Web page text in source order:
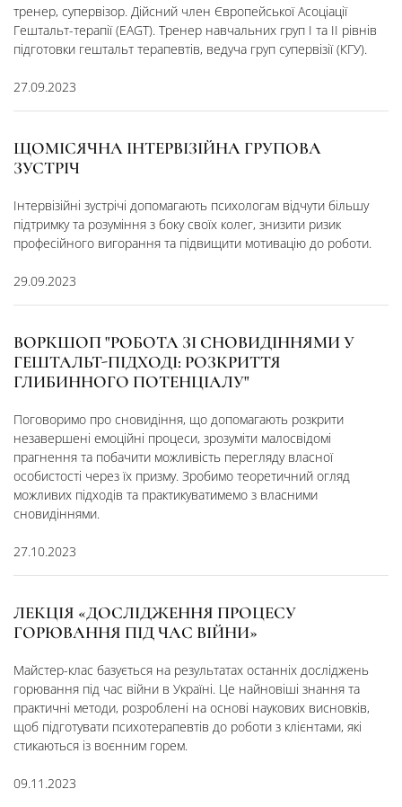
тренер, супервізор. ​Дійсний член Європейської Асоціації
Гештальт-терапії (EAGT). Тренер навчальних груп I та II рівнів
підготовки гештальт терапевтів, ведуча груп супервізії (КГУ).
27.09.2023
ЩОМІСЯЧНА ІНТЕРВІЗІЙНА ГРУПОВА
ЗУСТРІЧ
Інтервізійні зустрічі допомагають психологам відчути більшу
підтримку та розуміння з боку своїх колег, знизити ризик
професійного вигорання та підвищити мотивацію до роботи.
29.09.2023
ВОРКШОП "РОБОТА ЗІ СНОВИДІННЯМИ У
ГЕШТАЛЬТ-ПІДХОДІ: РОЗКРИТТЯ
ГЛИБИННОГО ПОТЕНЦІАЛУ"
Поговоримо про сновидіння, що допомагають розкрити
незавершені емоційні процеси, зрозуміти малосвідомі
прагнення та побачити можливість перегляду власної
особистості через їх призму. Зробимо теоретичний огляд
можливих підходів та практикуватимемо з власними
сновидіннями.
27.10.2023
ЛЕКЦІЯ «ДОСЛІДЖЕННЯ ПРОЦЕСУ
ГОРЮВАННЯ ПІД ЧАС ВІЙНИ»
Майстер-клас базується на результатах останніх досліджень
горювання під час війни в Україні. Це найновіші знання та
практичні методи, розроблені на основі наукових висновків,
щоб підготувати психотерапевтів до роботи з клієнтами, які
стикаються із воєнним горем.
09.11.2023